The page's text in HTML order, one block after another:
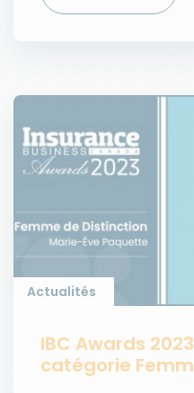
Actualités
IBC Awards
catégorie